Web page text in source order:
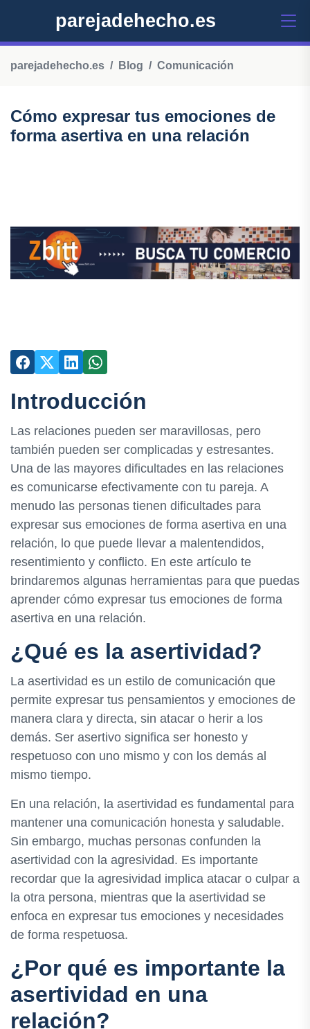
parejadehecho.es
parejadehecho.es Blog Comunicación
Cómo expresar tus emociones de
forma asertiva en una relación
Introducción
Las relaciones pueden ser maravillosas, pero
también pueden ser complicadas y estresantes.
Una de las mayores dificultades en las relaciones
es comunicarse efectivamente con tu pareja. A
menudo las personas tienen dificultades para
expresar sus emociones de forma asertiva en una
relación, lo que puede llevar a malentendidos,
resentimiento y conflicto. En este artículo te
brindaremos algunas herramientas para que puedas
aprender cómo expresar tus emociones de forma
asertiva en una relación.
¿Qué es la asertividad?
La asertividad es un estilo de comunicación que
permite expresar tus pensamientos y emociones de
manera clara y directa, sin atacar o herir a los
demás. Ser asertivo significa ser honesto y
respetuoso con uno mismo y con los demás al
mismo tiempo.
En una relación, la asertividad es fundamental para
mantener una comunicación honesta y saludable.
Sin embargo, muchas personas confunden la
asertividad con la agresividad. Es importante
recordar que la agresividad implica atacar o culpar a
la otra persona, mientras que la asertividad se
enfoca en expresar tus emociones y necesidades
de forma respetuosa.
¿Por qué es importante la
asertividad en una
relación?